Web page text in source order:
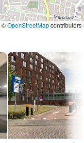
©OpenStreetMapcontributors